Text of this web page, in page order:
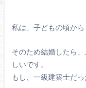
私は、子どもの頃から
そのため結婚したら
しいです。
もし、一級建築士だ